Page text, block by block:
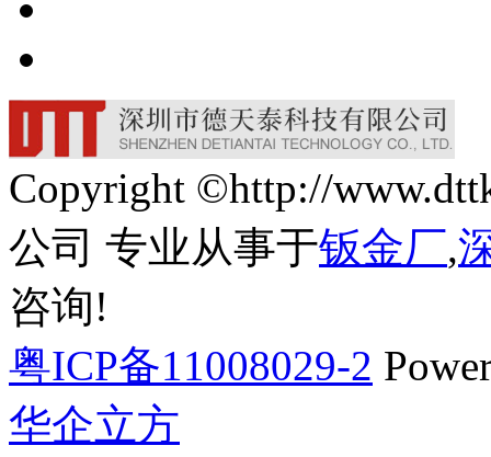
Copyright ©http://
公司 专业从事于钣金厂,
咨询!
粤ICP备11008029-2
华企立方